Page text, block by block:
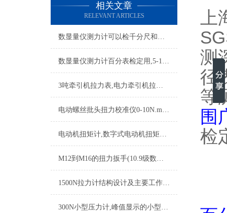
相关文章
RELEVANT ARTICLES
数显量仪测力计可以检千分尺和指示表测力的
数显量仪测力计百分表检定用,5-15N百分表数字测力仪
3吨牵引机拉力表,电力牵引机拉力表,汽车火车牵引力拉力表
电动螺丝批头扭力校准仪0-10N.m的价格多少
电动机扭矩计,数字式电动机扭矩计,减速机输出扭矩计
M12到M16的扭力扳手(10.9级数显扭力扳手)规格参数
1500N拉力计结构设计及主要工作流程
300N小型压力计,峰值显示的小型压力计品牌
上
测
径
等
围
检